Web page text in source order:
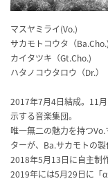
マスヤミライ(Vo.)
サカモトコウタ（Ba.Cho.)
カイタツキ（Gt.Cho.)
ハタノコウタロウ（Dr.）
2017年7月4日結成。11
示する音楽集団。
唯一無二の魅力を持つ
ターが、Ba.サカモトの製
2018年5月13日に自主制
2019年には5月29日に「